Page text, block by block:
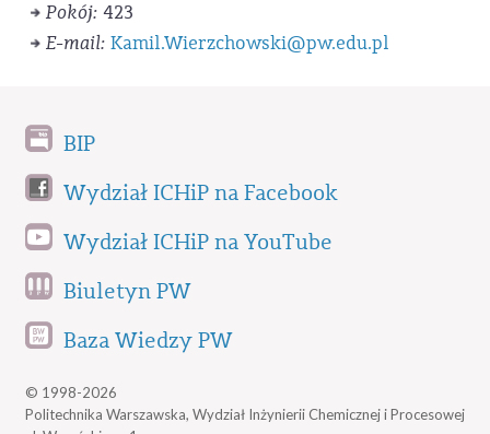
Pokój: 423
E-mail: Kamil.Wierzchowski@pw.edu.pl
BIP
Wydział ICHiP na Facebook
Wydział ICHiP na YouTube
Biuletyn PW
Baza Wiedzy PW
© 1998-2026
Politechnika Warszawska, Wydział Inżynierii Chemicznej i Procesowej